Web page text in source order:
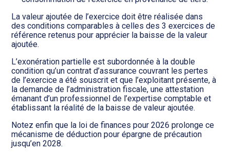
La valeur ajoutée de l’exercice doit être réalisée dans
des conditions comparables à celles des 3 exercices de
référence retenus pour apprécier la baisse de la valeur
ajoutée.
L’exonération partielle est subordonnée à la double
condition qu’un contrat d’assurance couvrant les pertes
de l’exercice a été souscrit et que l’exploitant présente, à
la demande de l’administration fiscale, une attestation
émanant d’un professionnel de l’expertise comptable et
établissant la réalité de la baisse de valeur ajoutée.
Notez enfin que la loi de finances pour 2026 prolonge ce
mécanisme de déduction pour épargne de précaution
jusqu’en 2028.